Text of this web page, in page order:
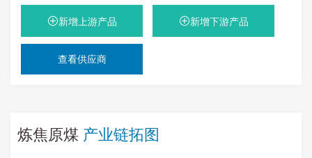
新增上游产品 新增下游产品
查看供应商
炼焦原煤 产业链拓图